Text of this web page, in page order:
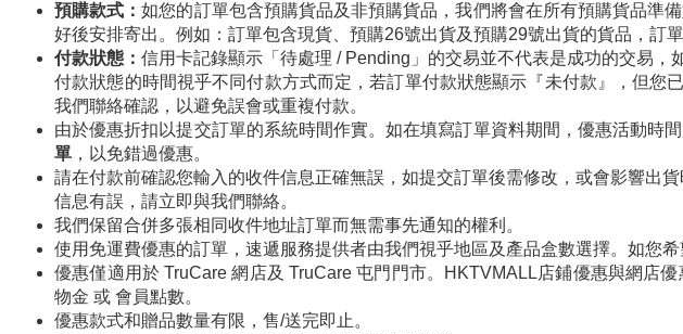
預購款式：如您的訂單包含預購貨品及非預購貨品，我們將會在所有預購貨品準
好後安排寄出。例如：訂單包含現貨、預購26號出貨及預購29號出貨的貨品，訂單
付款狀態：信用卡記錄顯示「待處理 / Pending」的交易並不代表是成功的交易
付款狀態的時間視乎不同付款方式而定，若訂單付款狀態顯示『未付款』，但
我們聯絡確認，以避免誤會或重複付款。
由於優惠折扣以提交訂單的系統時間作實。如在填寫訂單資料期間，優惠活動時
單 ，以免錯過優惠。
請在付款前確認您輸入的收件信息正確無誤，如提交訂單後需修改，或會影響出
信息有誤，請立即與我們聯絡。
我們保留合併多張相同收件地址訂單而無需事先通知的權利。
使用免運費優惠的訂單，速遞服務提供者由我們視乎地區及產品盒數選擇。如您
優惠僅適用於 TruCare 網店及 TruCare 屯門門市。HKTVMALL店鋪優惠與網店
物金 或 會員點數。
優惠款式和贈品數量有限，售/送完即止。